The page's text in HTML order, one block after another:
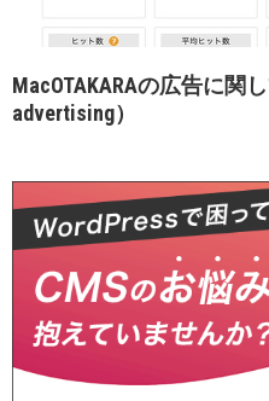
MacOTAKARAの広告に関
advertising）